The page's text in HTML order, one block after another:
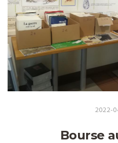
2022-
Bourse